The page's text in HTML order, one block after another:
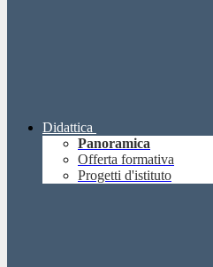
Didattica
Panoramica
Offerta formativa
Progetti d'istituto